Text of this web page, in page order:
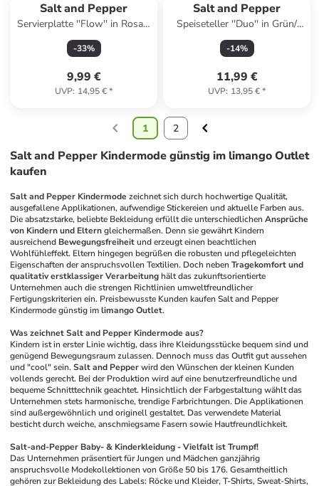
Salt and Pepper
Servierplatte ''Flow'' in Rosa -
(L)14 x (B)32 cm
-33%
9,99 €
UVP: 14,95 €*
Salt and Pepper
Speiseteller ''Duo'' in Grün/
Lila - Ø 26 cm
-14%
11,99 €
UVP: 13,95 €*
1 2
Salt and Pepper Kindermode günstig im limango Outlet
kaufen
Salt and Pepper Kindermode zeichnet sich durch hochwertige Qualität,
ausgefallene Applikationen, aufwendige Stickereien und aktuelle Farben aus.
Die absatzstarke, beliebte Bekleidung erfüllt die unterschiedlichen Ansprüche
von Kindern und Eltern gleichermaßen. Denn sie gewährt Kindern
ausreichend Bewegungsfreiheit und erzeugt einen beachtlichen
Wohlfühleffekt. Eltern hingegen begrüßen die robusten und pflegeleichten
Eigenschaften der anspruchsvollen Textilien. Doch neben Tragekomfort und
qualitativ erstklassiger Verarbeitung hält das zukunftsorientierte
Unternehmen auch die strengen Richtlinien umweltfreundlicher
Fertigungskriterien ein. Preisbewusste Kunden kaufen Salt and Pepper
Kindermode günstig im limango Outlet.
Was zeichnet Salt and Pepper Kindermode aus?
Kindern ist in erster Linie wichtig, dass ihre Kleidungsstücke bequem sind und
genügend Bewegungsraum zulassen. Dennoch muss das Outfit gut aussehen
und "cool" sein. Salt and Pepper wird den Wünschen der kleinen Kunden
vollends gerecht. Bei der Produktion wird auf eine benutzerfreundliche und
bequeme Schnitttechnik geachtet. Hinsichtlich der Farbgestaltung wählt das
Unternehmen stets harmonische, trendige Farbrichtungen. Die Applikationen
sind außergewöhnlich und originell gestaltet. Das verwendete Material
besticht durch weiche, anschmiegsame Fasern sowie Hautfreundlichkeit.
Salt-and-Pepper Baby- & Kinderkleidung - Vielfalt ist Trumpf!
Das Unternehmen präsentiert für Jungen und Mädchen ganzjährig
anspruchsvolle Modekollektionen von Größe 50 bis 176. Gesamtheitlich